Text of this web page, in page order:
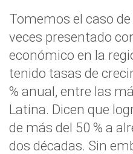
Tomemos el caso
veces presentado
económico en la
tenido tasas de
% anual, entre las
Latina. Dicen que
de más del 50 % a
dos décadas. Sin